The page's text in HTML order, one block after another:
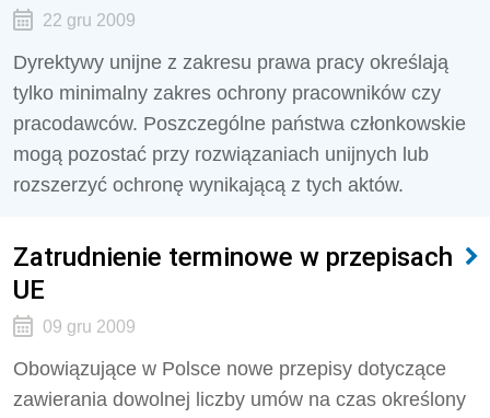
22 gru 2009
Dyrektywy unijne z zakresu prawa pracy określają
tylko minimalny zakres ochrony pracowników czy
pracodawców. Poszczególne państwa członkowskie
mogą pozostać przy rozwiązaniach unijnych lub
rozszerzyć ochronę wynikającą z tych aktów.
Zatrudnienie terminowe w przepisach
UE
09 gru 2009
Obowiązujące w Polsce nowe przepisy dotyczące
zawierania dowolnej liczby umów na czas określony